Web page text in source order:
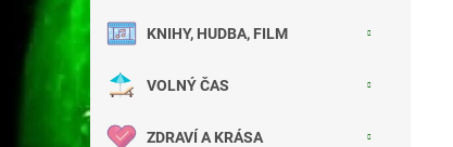
KNIHY, HUDBA, FILM
VOLNÝ ČAS
ZDRAVÍ A KRÁSA